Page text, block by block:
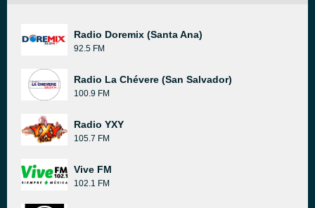
Radio Doremix (Santa Ana)
92.5 FM
Radio La Chévere (San Salvador)
100.9 FM
Radio YXY
105.7 FM
Vive FM
102.1 FM